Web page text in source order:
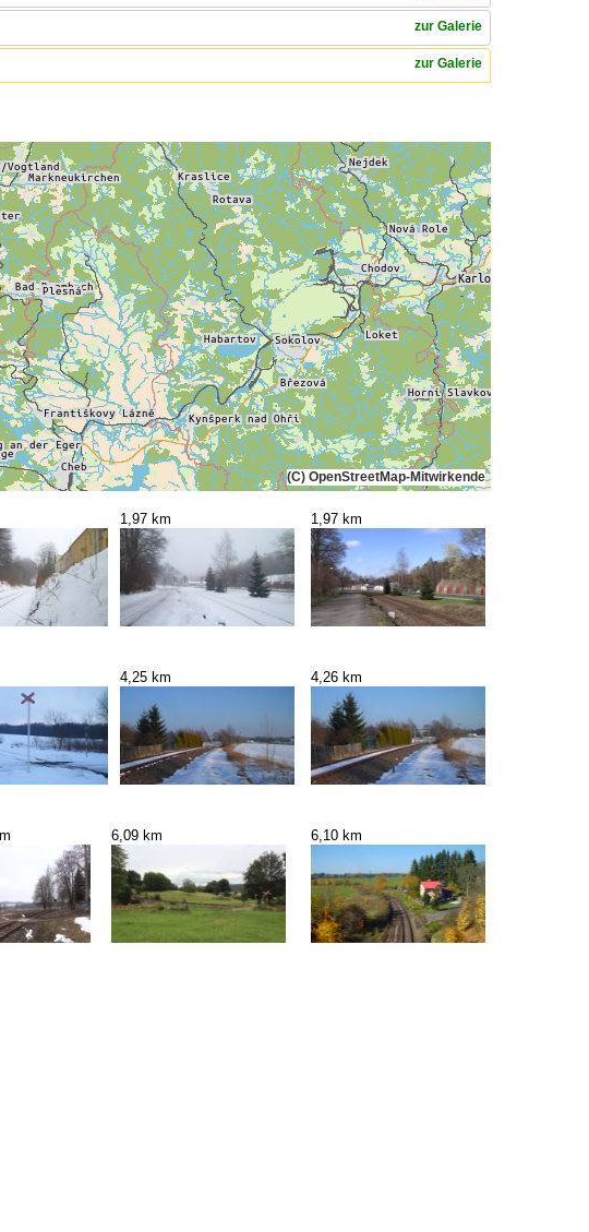
zur Galerie
zur Galerie
(C) OpenStreetMap-Mitwirkende
1,97 km 1,97 km
4,25 km 4,26 km
6,09 km 6,10 km